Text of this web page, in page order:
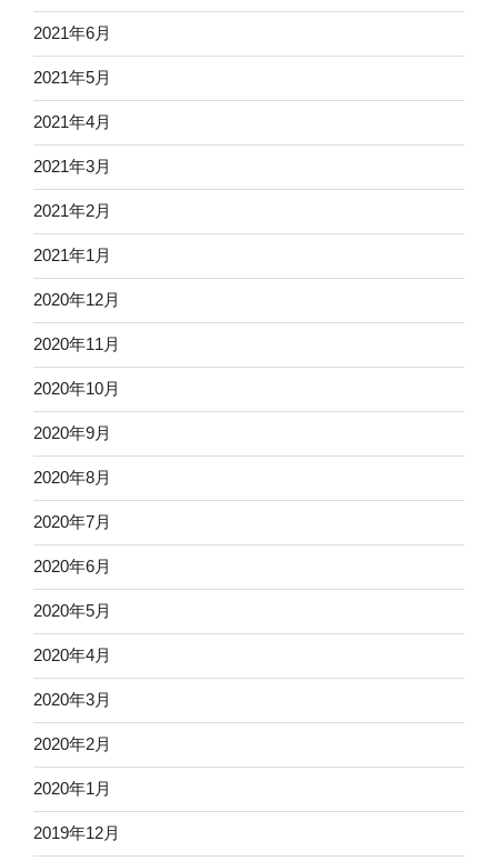
2021年6月
2021年5月
2021年4月
2021年3月
2021年2月
2021年1月
2020年12月
2020年11月
2020年10月
2020年9月
2020年8月
2020年7月
2020年6月
2020年5月
2020年4月
2020年3月
2020年2月
2020年1月
2019年12月